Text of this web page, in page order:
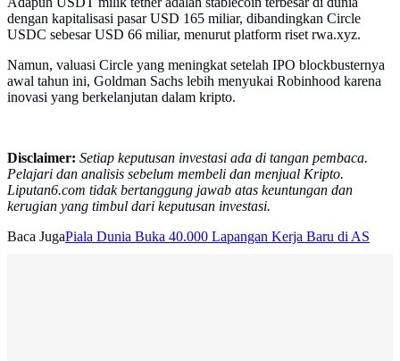
dengan kapitalisasi pasar USD 165 miliar, dibandingkan Circle
USDC sebesar USD 66 miliar, menurut platform riset rwa.xyz.
Namun, valuasi Circle yang meningkat setelah IPO blockbusternya
awal tahun ini, Goldman Sachs lebih menyukai Robinhood karena
inovasi yang berkelanjutan dalam kripto.
Disclaimer: Setiap keputusan investasi ada di tangan pembaca.
Pelajari dan analisis sebelum membeli dan menjual Kripto.
Liputan6.com tidak bertanggung jawab atas keuntungan dan
kerugian yang timbul dari keputusan investasi.
Baca JugaPiala Dunia Buka 40.000 Lapangan Kerja Baru di AS